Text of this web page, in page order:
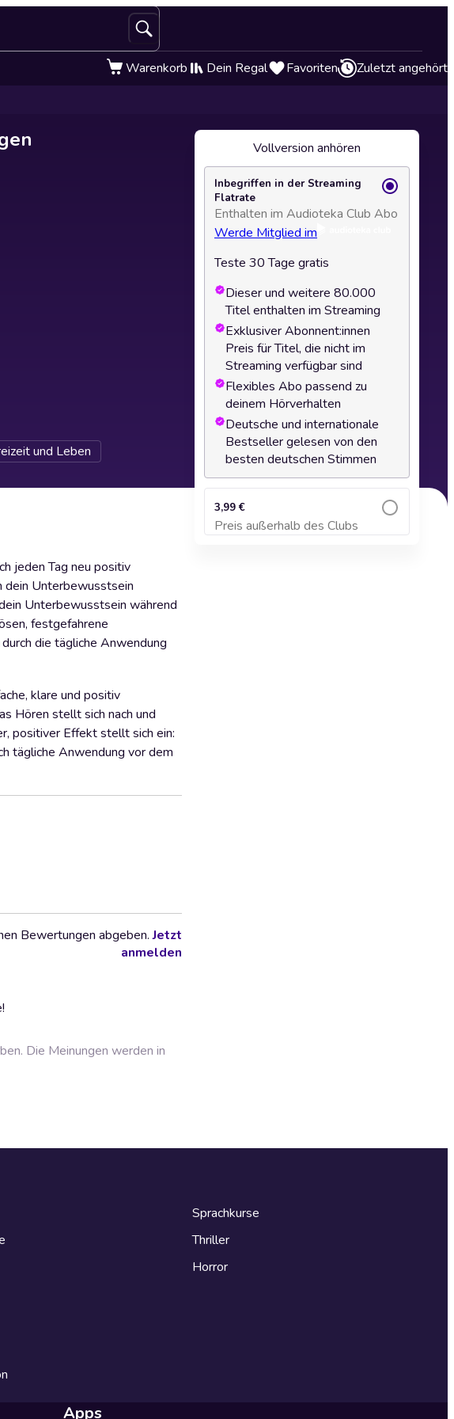
Warenkorb Dein Regal Favoriten Zuletzt angehört
und Leben
jeden Tag neu positiv
dein Unterbewusstsein
Unterbewusstsein während
festgefahrene
die tägliche Anwendung
klare und positiv
Hören stellt sich nach und
positiver Effekt stellt sich ein:
tägliche Anwendung vor dem
Bewertungen abgeben.Jetzt
anmelden
Die Meinungen werden in
Vollversion anhören
Inbegriffen in der Streaming
Flatrate
Enthalten im Audioteka Club Abo
Werde Mitglied im
Teste 30 Tage gratis
Dieser und weitere 80.000
Titel enthalten im Streaming
Exklusiver Abonnent:innen
Preis für Titel, die nicht im
Streaming verfügbar sind
Flexibles Abo passend zu
deinem Hörverhalten
Deutsche und internationale
Bestseller gelesen von den
besten deutschen Stimmen
3,99 €
Preis außerhalb des Clubs
Zum Warenkorb hinzufügen
Sprachkurse
Thriller
Horror
Apps